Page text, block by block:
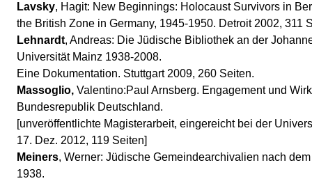
Lavsky, Hagit: New Beginnings: Holocaust Survivors in
the British Zone in Germany, 1945-1950. Detroit 2002, 311
Lehnardt, Andreas: Die Jüdische Bibliothek an der
Universität Mainz 1938-2008.
Eine Dokumentation. Stuttgart 2009, 260 Seiten.
Massoglio, Valentino:Paul Arnsberg. Engagement und
Bundesrepublik Deutschland.
[unveröffentlichte Magisterarbeit, eingereicht bei der
17. Dez. 2012, 119 Seiten]
Meiners, Werner: Jüdische Gemeindearchivalien nach
1938.